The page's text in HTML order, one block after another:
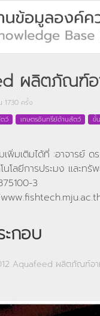
ผลิตภัณฑ์อ
1730 ครั้ง
ว์
เกษตรอินทรีย์ด้านสัตว์ ขั้
เพิ่มเติมได้ที่ :อาจารย์
โลยีการประมง และทรั
3
ะกอบ
Aquafeed ผลิตภัณฑ์อ